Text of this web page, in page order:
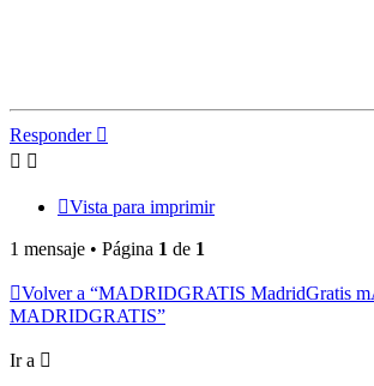
Responder
Vista para imprimir
1 mensaje • Página 1 de 1
Volver a “MADRIDGRATIS MadridGratis
MADRIDGRATIS”
Ir a